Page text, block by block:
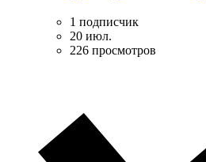
1 подписчик
20 июл.
226 просмотров